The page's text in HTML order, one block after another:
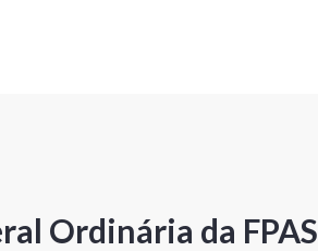
Ordinária da FPAS